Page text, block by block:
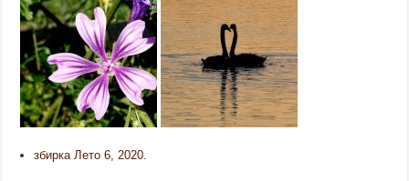
збирка Лето 6, 2020.